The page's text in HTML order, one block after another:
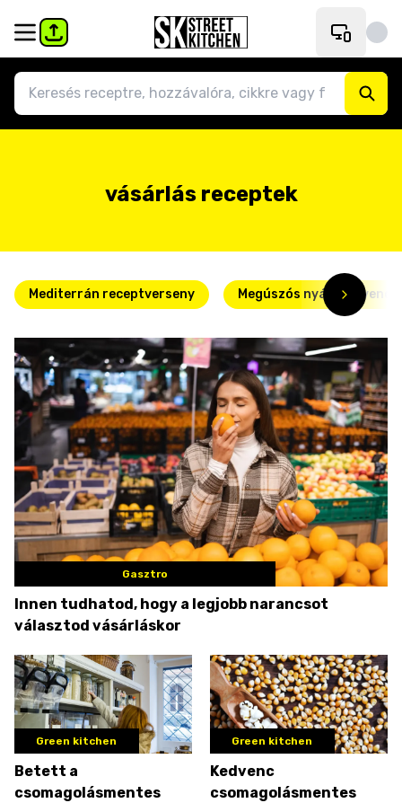
vásárlás receptek
Mediterrán receptverseny Megúszós nyári
Gasztro
Innen tudhatod, hogy a legjobb narancsot
választod vásárláskor
Green kitchen
Betett a
csomagolásmentes
Green kitchen
Kedvenc
csomagolásmentes